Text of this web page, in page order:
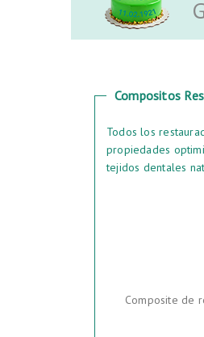
Compositos
Todos los
propiedades
tejidos dentales
Composite de